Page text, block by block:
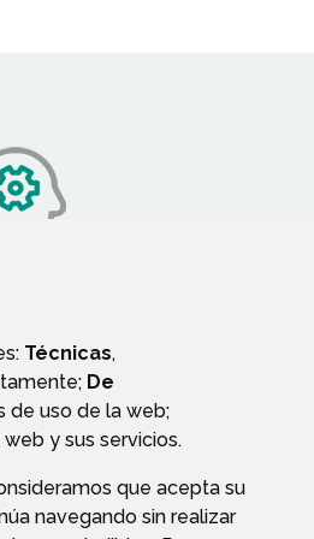
Técnicas,
De
de uso de la web;
y sus servicios.
que acepta su
navegando sin realizar